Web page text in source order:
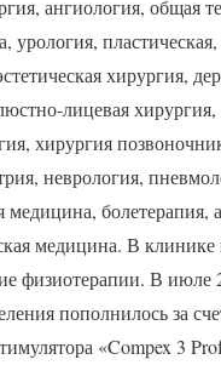
ангиология, общая
урология, пластическая,
хирургия,
лицевая хирургия,
хирургия
неврология,
медицина, болетерапия,
медицина. В клинике
физиотерапии. В июле
пополнилось за
«Compex 3